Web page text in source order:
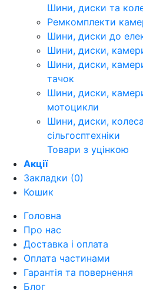
Шини, диски та
Ремкомплекти
Шини, диски до
Шини, диски,
Шини, диски,
тачок
Шини, диски,
мотоцикли
Шини, диски,
сільгосптехніки
Товари з уцінкою
Акції
Закладки (0)
Кошик
Головна
Про нас
Доставка і оплата
Оплата частинами
Гарантія та повернення
Блог